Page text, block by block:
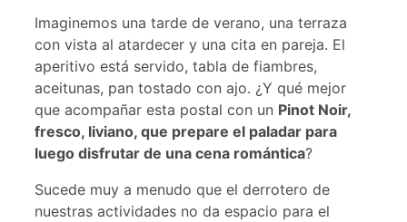
Imaginemos una tarde de verano, una terraza
con vista al atardecer y una cita en pareja. El
aperitivo está servido, tabla de fiambres,
aceitunas, pan tostado con ajo. ¿Y qué mejor
que acompañar esta postal con un Pinot Noir,
fresco, liviano, que prepare el paladar para
luego disfrutar de una cena romántica?
Sucede muy a menudo que el derrotero de
nuestras actividades no da espacio para el